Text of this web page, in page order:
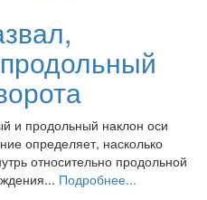
и продольный наклон оси
определяет, насколько
относительно продольной
Подробнее...